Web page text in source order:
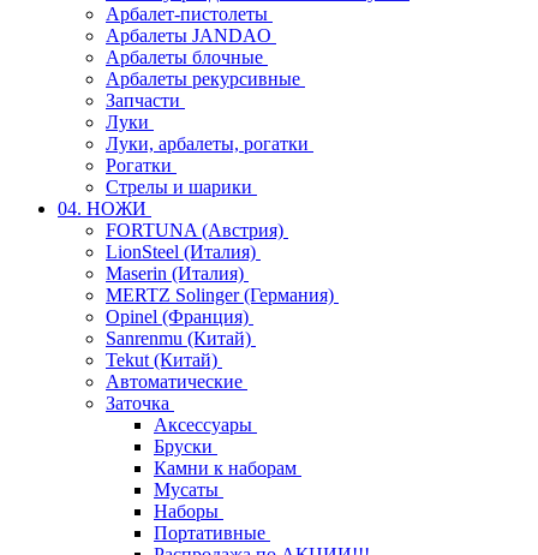
Арбалет-пистолеты
Арбалеты JANDAO
Арбалеты блочные
Арбалеты рекурсивные
Запчасти
Луки
Луки, арбалеты, рогатки
Рогатки
Стрелы и шарики
04. НОЖИ
FORTUNA (Австрия)
LionSteel (Италия)
Maserin (Италия)
MERTZ Solinger (Германия)
Opinel (Франция)
Sanrenmu (Китай)
Tekut (Китай)
Автоматические
Заточка
Аксессуары
Бруски
Камни к наборам
Мусаты
Наборы
Портативные